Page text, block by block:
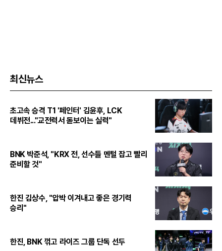
최신뉴스
초고속 승격 T1 '페인터' 김윤후, LCK
데뷔전..."교전력서 돋보이는 실력"
BNK 박준석, "KRX 전, 선수들 멘털 잡고 빨리
준비할 것"
한진 김상수, "압박 이겨내고 좋은 경기력
승리"
한진, BNK 꺾고 라이즈 그룹 단독 선두